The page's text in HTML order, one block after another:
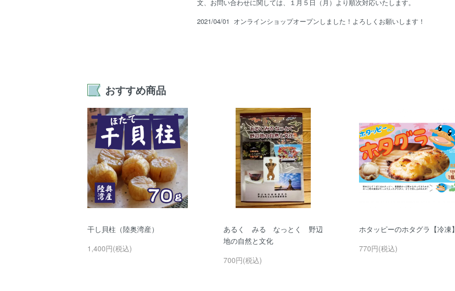
文、お問い合わせに関しては、１月５日（月）より順次対応いたします。
2021/04/01 オンラインショップオープンしました！よろしくお願いします！
おすすめ商品
干し貝柱（陸奥湾産）
1,400円(税込)
あるく みる なっとく 野辺
地の自然と文化
700円(税込)
ホタッピーのホタグラ【冷凍】
770円(税込)